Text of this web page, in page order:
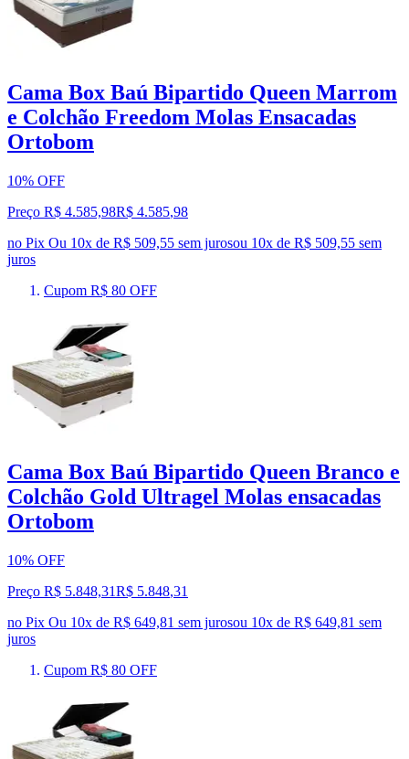
Cama Box Baú Bipartido Queen Marrom
e Colchão Freedom Molas Ensacadas
Ortobom
10% OFF
Preço R$ 4.585,98R$ 4.585,98
no Pix Ou 10x de R$ 509,55 sem jurosou 10x de R$ 509,55 sem
juros
Cupom R$ 80 OFF
Cama Box Baú Bipartido Queen Branco e
Colchão Gold Ultragel Molas ensacadas
Ortobom
10% OFF
Preço R$ 5.848,31R$ 5.848,31
no Pix Ou 10x de R$ 649,81 sem jurosou 10x de R$ 649,81 sem
juros
Cupom R$ 80 OFF